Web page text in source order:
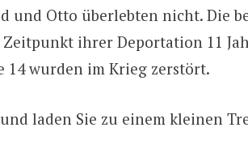
und Otto überlebten nicht. Die
ihrer Deportation 11
14 wurden im Krieg zerstört.
laden Sie zu einem kleinen